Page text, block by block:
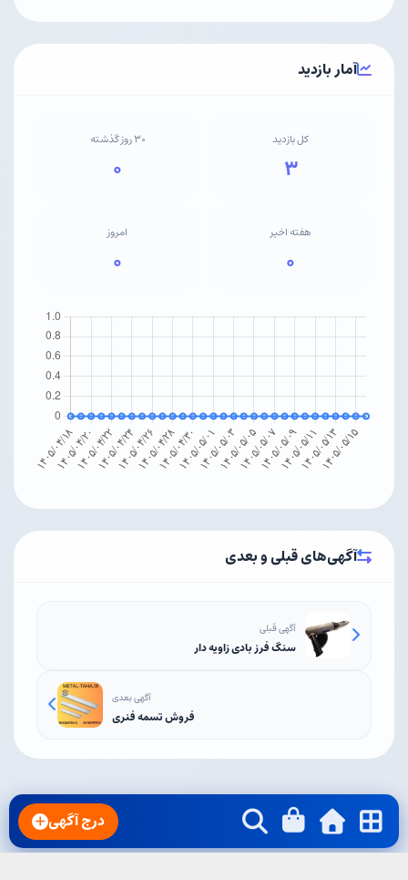
آمار بازدید
کل بازدید
۳
۳۰ روز گذشته
۰
هفته اخیر
۰
امروز
۰
آگهی‌های قبلی و بعدی
آگهی قبلی
سنگ فرز بادی زاویه دار
آگهی بعدی
فروش تسمه فنری
درج آگهی